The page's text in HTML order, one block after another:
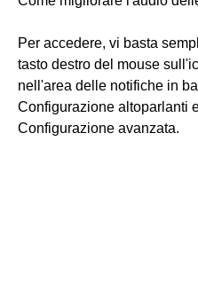
Per accedere, vi basta
tasto destro del mouse
nell'area delle notifiche in
Configurazione altoparlanti
Configurazione avanzata.